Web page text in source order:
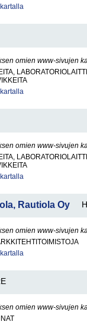
omien www-sivujen
omien www-sivujen
Rautiola Oy
omien www-sivujen
omien www-sivujen